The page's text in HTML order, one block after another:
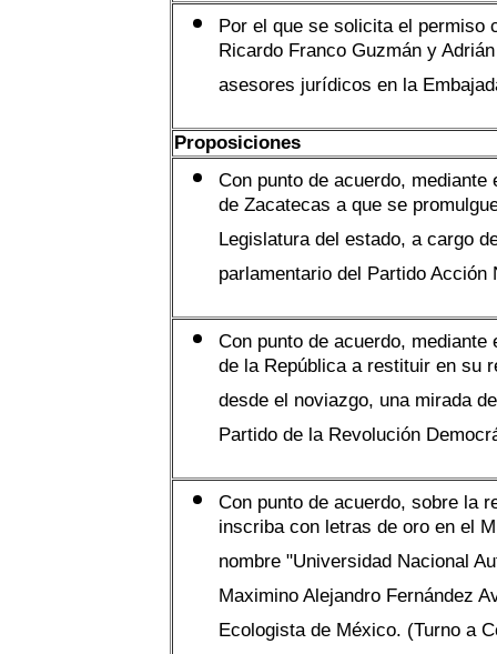
Por el que se solicita el permiso
Ricardo Franco Guzmán y
asesores jurídicos en la
Proposiciones
Con punto de acuerdo,
de Zacatecas a que se
Legislatura del estado, a cargo
parlamentario del Partido
Con punto de acuerdo,
de la República a restituir en su
desde el noviazgo, una mirada
Partido de la Revolución
Con punto de acuerdo, sobre la
inscriba con letras de oro en el
nombre "Universidad Nacional
Maximino Alejandro Fernández
Ecologista de México. (Turno a